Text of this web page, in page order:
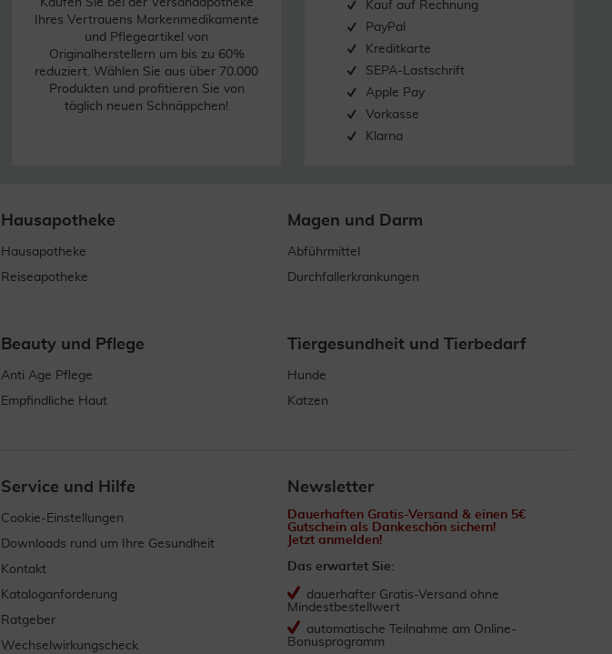
Kaufen Sie bei der Versandapotheke
Ihres Vertrauens Markenmedikamente
und Pflegeartikel von
Originalherstellern um bis zu 60%
reduziert. Wählen Sie aus über 70.000
Produkten und profitieren Sie von
täglich neuen Schnäppchen!
Kauf auf Rechnung
PayPal
Kreditkarte
SEPA-Lastschrift
Apple Pay
Vorkasse
Klarna
Hausapotheke
Hausapotheke
Reiseapotheke
Magen und Darm
Abführmittel
Durchfallerkrankungen
Beauty und Pflege
Anti Age Pflege
Empfindliche Haut
Tiergesundheit und Tierbedarf
Hunde
Katzen
Service und Hilfe
Cookie-Einstellungen
Downloads rund um Ihre Gesundheit
Kontakt
Kataloganforderung
Ratgeber
Wechselwirkungscheck
Newsletter
Dauerhaften Gratis-Versand & einen 5€
Gutschein als Dankeschön sichern!
Jetzt anmelden!
Das erwartet Sie:
dauerhafter Gratis-Versand ohne
Mindestbestellwert
automatische Teilnahme am Online-
Bonusprogramm